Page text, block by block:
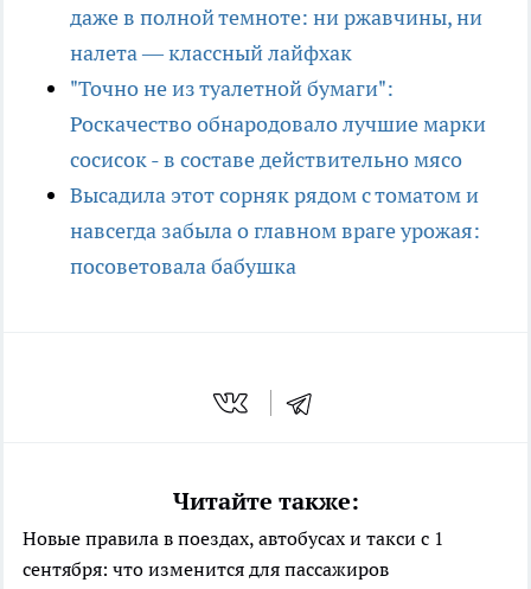
даже в полной темноте: ни ржавчины, ни
налета — классный лайфхак
"Точно не из туалетной бумаги":
Роскачество обнародовало лучшие марки
сосисок - в составе действительно мясо
Высадила этот сорняк рядом с томатом и
навсегда забыла о главном враге урожая:
посоветовала бабушка
Читайте также:
Новые правила в поездах, автобусах и такси с 1
сентября: что изменится для пассажиров